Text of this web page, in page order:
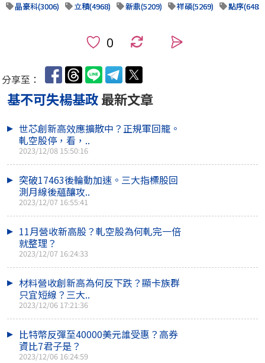
晶豪科(3006) 立積(4968) 新鼎(5209) 祥碩(5269) 點序(6485)
分享至：
基不可失楊基政最新文章
世芯創新高效應擴散中？正規軍回籠。
軋空股停，看，..
2023/12/08 15:50:16
突破17463後輪動加速。三大指標股回
測月線後蘊釀攻..
2023/12/07 16:55:41
11月營收新高股？軋空股為何軋完一倍
就整理？
2023/12/07 16:24:33
材料營收創新高為何反下跌？顯卡族群
只宜短線？三大..
2023/12/06 17:21:36
比特幣反彈至40000美元誰受惠？高券
資比7君子是？
2023/12/06 16:24:59